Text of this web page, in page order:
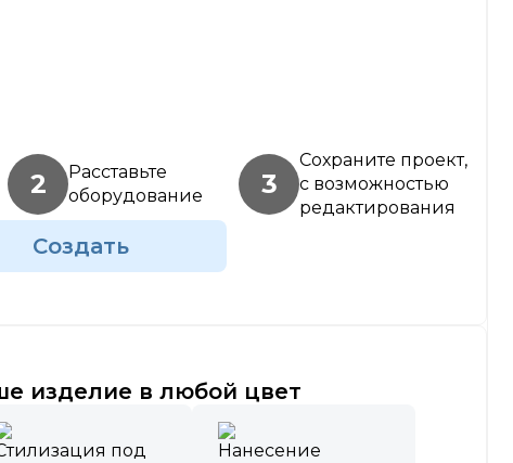
2
Расставьте
оборудование
3
Сохраните проект,
с возможностью
редактирования
Создать
изделие в любой цвет
под
Нанесение